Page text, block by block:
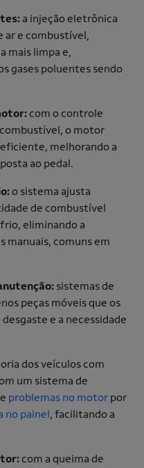
a injeção eletrônica
ar e combustível,
mais limpa e,
gases poluentes sendo
com o controle
o motor
melhorando a
ao pedal.
o sistema ajusta
de combustível
eliminando a
manuais, comuns em
sistemas de
peças móveis que os
e a necessidade
dos veículos com
um sistema de
problemas no motor por
no painel, facilitando a
com a queima de